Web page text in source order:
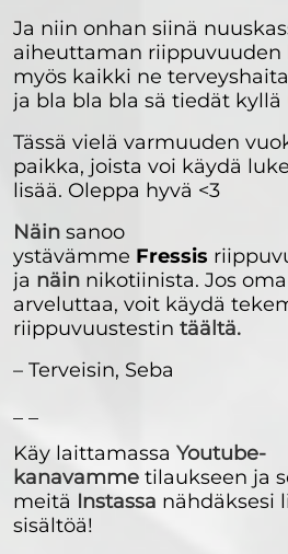
Ja niin onhan siinä
aiheuttaman riippuvuuden
myös kaikki ne
ja bla bla bla sä tiedät kyllä
Tässä vielä varmuuden
paikka, joista voi käydä
lisää. Oleppa hyvä <3
Näin sanoo
ystävämme Fressis
ja näin nikotiinista. Jos
arveluttaa, voit käydä
riippuvuustestin täältä.
– Terveisin, Seba
Käy laittamassa Youtube-
kanavamme tilaukseen ja
meitä Instassa nähdäksesi
sisältöä!